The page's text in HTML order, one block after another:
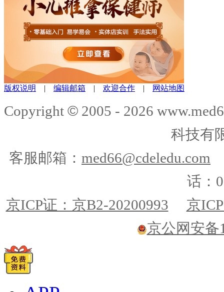
版权说明 | 编辑邮箱 | 欢迎合作 | 网站地图
Copyright © 2005 - 2026
科技有
客服邮箱： med66@cdeledu.com
话：
京ICP证：京B2-20200993
京
京公网安备